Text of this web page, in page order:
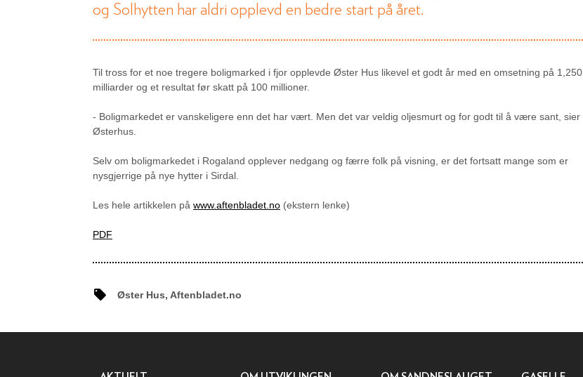
og Solhytten har aldri opplevd en bedre start på året.
Til tross for et noe tregere boligmarked i fjor opplevde Øster Hus likevel et godt år med en omsetning på 1,250
milliarder og et resultat før skatt på 100 millioner.
- Boligmarkedet er vanskeligere enn det har vært. Men det var veldig oljesmurt og for godt til å være sant, sier
Østerhus.
Selv om boligmarkedet i Rogaland opplever nedgang og færre folk på visning, er det fortsatt mange som er
nysgjerrige på nye hytter i Sirdal.
Les hele artikkelen på www.aftenbladet.no (ekstern lenke)
PDF
Øster Hus, Aftenbladet.no